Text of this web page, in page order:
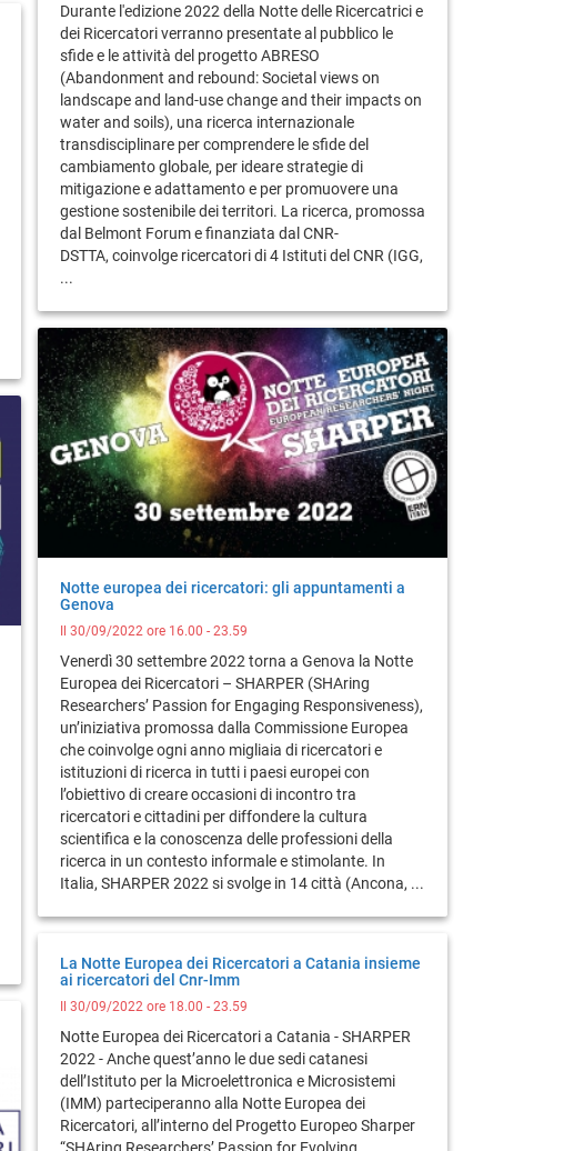
Durante l'edizione 2022 della Notte delle Ricercatrici e
dei Ricercatori verranno presentate al pubblico le
sfide e le attività del progetto ABRESO
(Abandonment and rebound: Societal views on
landscape and land-use change and their impacts on
water and soils), una ricerca internazionale
transdisciplinare per comprendere le sfide del
cambiamento globale, per ideare strategie di
mitigazione e adattamento e per promuovere una
gestione sostenibile dei territori. La ricerca, promossa
dal Belmont Forum e finanziata dal CNR-
DSTTA, coinvolge ricercatori di 4 Istituti del CNR (IGG,
...
Notte europea dei ricercatori: gli appuntamenti a
Genova
Il 30/09/2022 ore 16.00 - 23.59
Venerdì 30 settembre 2022 torna a Genova la Notte
Europea dei Ricercatori – SHARPER (SHAring
Researchers’ Passion for Engaging Responsiveness),
un’iniziativa promossa dalla Commissione Europea
che coinvolge ogni anno migliaia di ricercatori e
istituzioni di ricerca in tutti i paesi europei con
l’obiettivo di creare occasioni di incontro tra
ricercatori e cittadini per diffondere la cultura
scientifica e la conoscenza delle professioni della
ricerca in un contesto informale e stimolante. In
Italia, SHARPER 2022 si svolge in 14 città (Ancona, ...
La Notte Europea dei Ricercatori a Catania insieme
ai ricercatori del Cnr-Imm
Il 30/09/2022 ore 18.00 - 23.59
Notte Europea dei Ricercatori a Catania - SHARPER
2022 - Anche quest’anno le due sedi catanesi
dell’Istituto per la Microelettronica e Microsistemi
(IMM) parteciperanno alla Notte Europea dei
Ricercatori, all’interno del Progetto Europeo Sharper